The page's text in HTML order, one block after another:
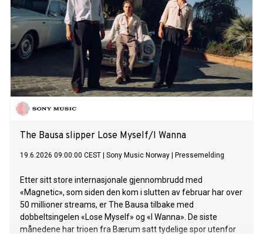
The Bausa slipper Lose Myself/I Wanna
19.6.2026 09:00:00 CEST Sony Music Norway Pressemelding
Etter sitt store internasjonale gjennombrudd med
«Magnetic», som siden den kom i slutten av februar har over
50 millioner streams, er The Bausa tilbake med
dobbeltsingelen «Lose Myself» og «I Wanna». De siste
månedene har trioen fra Bærum satt tydelige spor utenfor